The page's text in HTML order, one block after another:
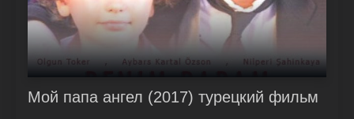
Мой папа ангел (2017) турецкий фильм